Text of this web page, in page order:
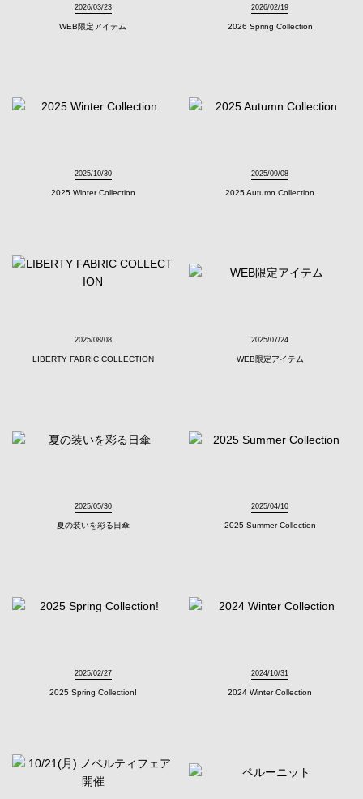
2026/03/23
WEB限定アイテム
2026/02/19
2026 Spring Collection
2025/10/30
2025 Winter Collection
2025/09/08
2025 Autumn Collection
2025/08/08
LIBERTY FABRIC COLLECTION
2025/07/24
WEB限定アイテム
2025/05/30
夏の装いを彩る日傘
2025/04/10
2025 Summer Collection
2025/02/27
2025 Spring Collection!
2024/10/31
2024 Winter Collection